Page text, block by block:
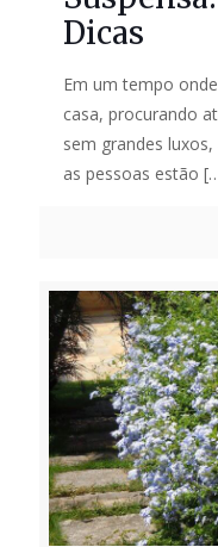
Dicas
Em um tempo
casa, procurando
sem grandes
as pessoas estão